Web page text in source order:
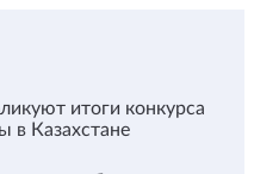
итоги конкурса
в Казахстане